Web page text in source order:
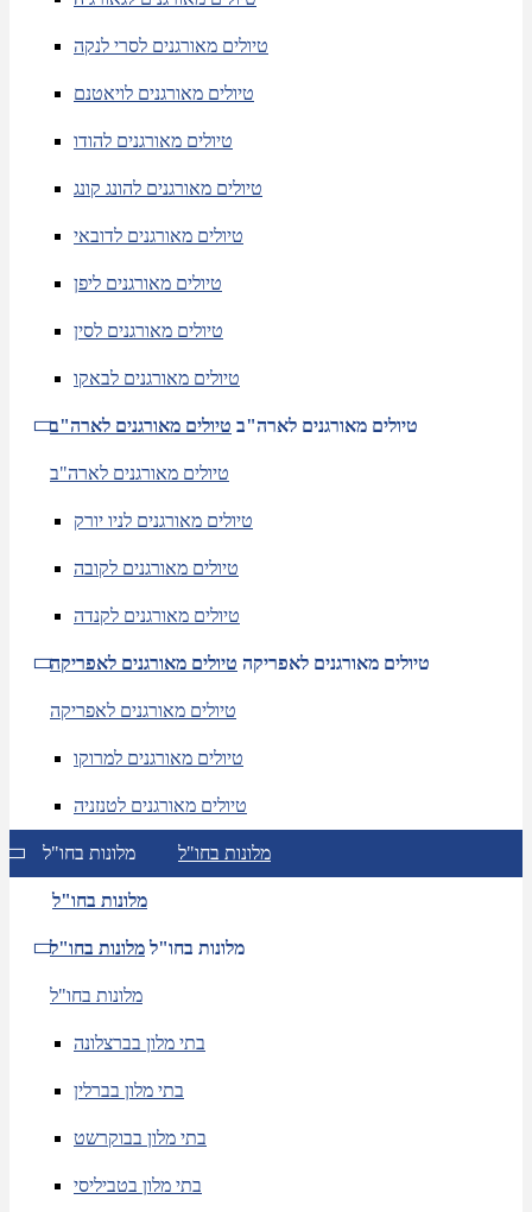
טיולים מאורגנים לסרי לנקה
טיולים מאורגנים לויאטנם
טיולים מאורגנים להודו
טיולים מאורגנים להונג קונג
טיולים מאורגנים לדובאי
טיולים מאורגנים ליפן
טיולים מאורגנים לסין
טיולים מאורגנים לבאקו
טיולים מאורגנים לארה"ב טיולים מאורגנים לארה"ב
טיולים מאורגנים לארה"ב
טיולים מאורגנים לניו יורק
טיולים מאורגנים לקובה
טיולים מאורגנים לקנדה
טיולים מאורגנים לאפריקה טיולים מאורגנים לאפריקה
טיולים מאורגנים לאפריקה
טיולים מאורגנים למרוקו
טיולים מאורגנים לטנזניה
מלונות בחו"ל מלונות בחו"ל
מלונות בחו"ל
מלונות בחו"ל מלונות בחו"ל
מלונות בחו"ל
בתי מלון בברצלונה
בתי מלון בברלין
בתי מלון בבוקרשט
בתי מלון בטביליסי